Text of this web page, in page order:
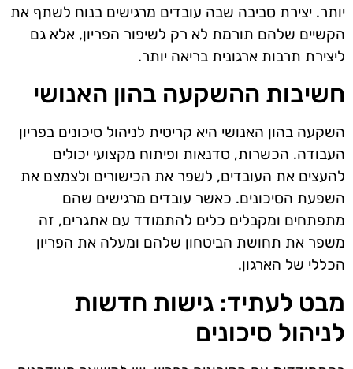
יותר. יצירת סביבה שבה עובדים מרגישים בנוח לשתף את
הקשיים שלהם תורמת לא רק לשיפור הפריון, אלא גם
ליצירת תרבות ארגונית בריאה יותר.
חשיבות ההשקעה בהון האנושי
השקעה בהון האנושי היא קריטית לניהול סיכונים בפריון
העבודה. הכשרות, סדנאות ופיתוח מקצועי יכולים
להעצים את העובדים, לשפר את הכישורים ולצמצם את
השפעת הסיכונים. כאשר עובדים מרגישים שהם
מתפתחים ומקבלים כלים להתמודד עם אתגרים, זה
משפר את תחושת הביטחון שלהם ומעלה את הפריון
הכללי של הארגון.
מבט לעתיד: גישות חדשות
לניהול סיכונים